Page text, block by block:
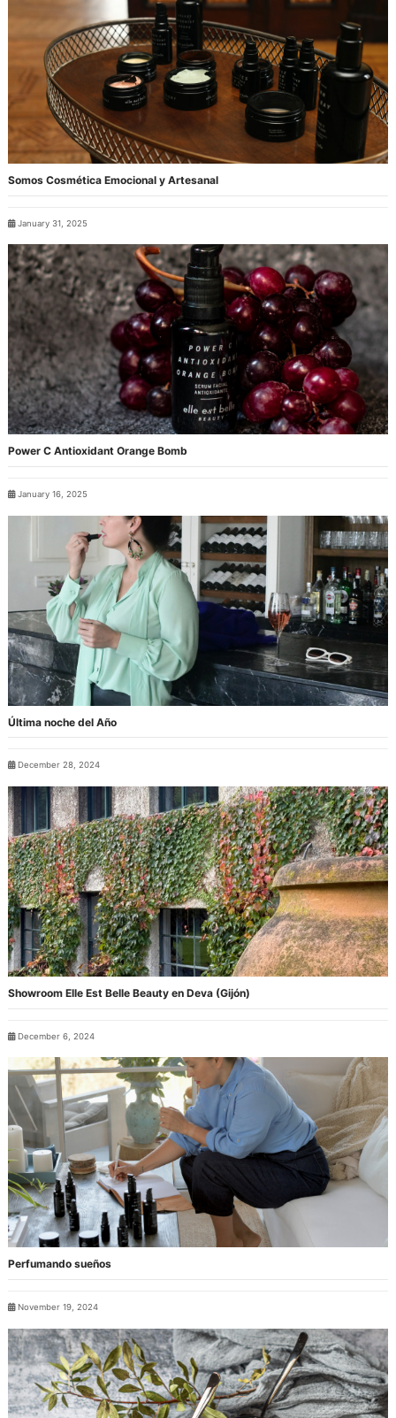
Somos Cosmética Emocional y Artesanal
January 31, 2025
Power C Antioxidant Orange Bomb
January 16, 2025
Última noche del Año
December 28, 2024
Showroom Elle Est Belle Beauty en Deva (Gijón)
December 6, 2024
Perfumando sueños
November 19, 2024